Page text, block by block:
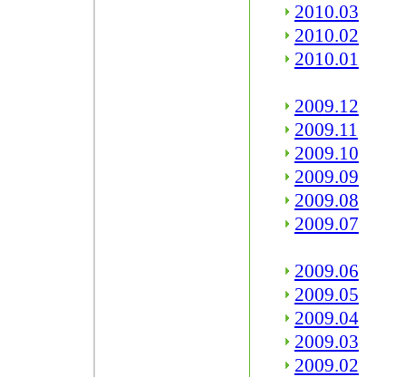
2010.03
2010.02
2010.01
2009.12
2009.11
2009.10
2009.09
2009.08
2009.07
2009.06
2009.05
2009.04
2009.03
2009.02